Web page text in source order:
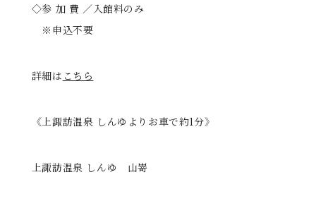
◇参 加 費 ／入館料のみ
※申込不要
詳細は こちら
《上諏訪温泉 しんゆよりお車で約1分》
上諏訪温泉 しんゆ 山嵜